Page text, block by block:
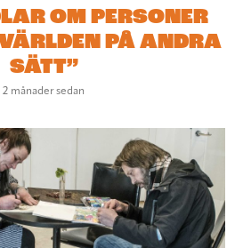
OM PERSONER
PÅ ANDRA
SÄTT”
2 månader sedan